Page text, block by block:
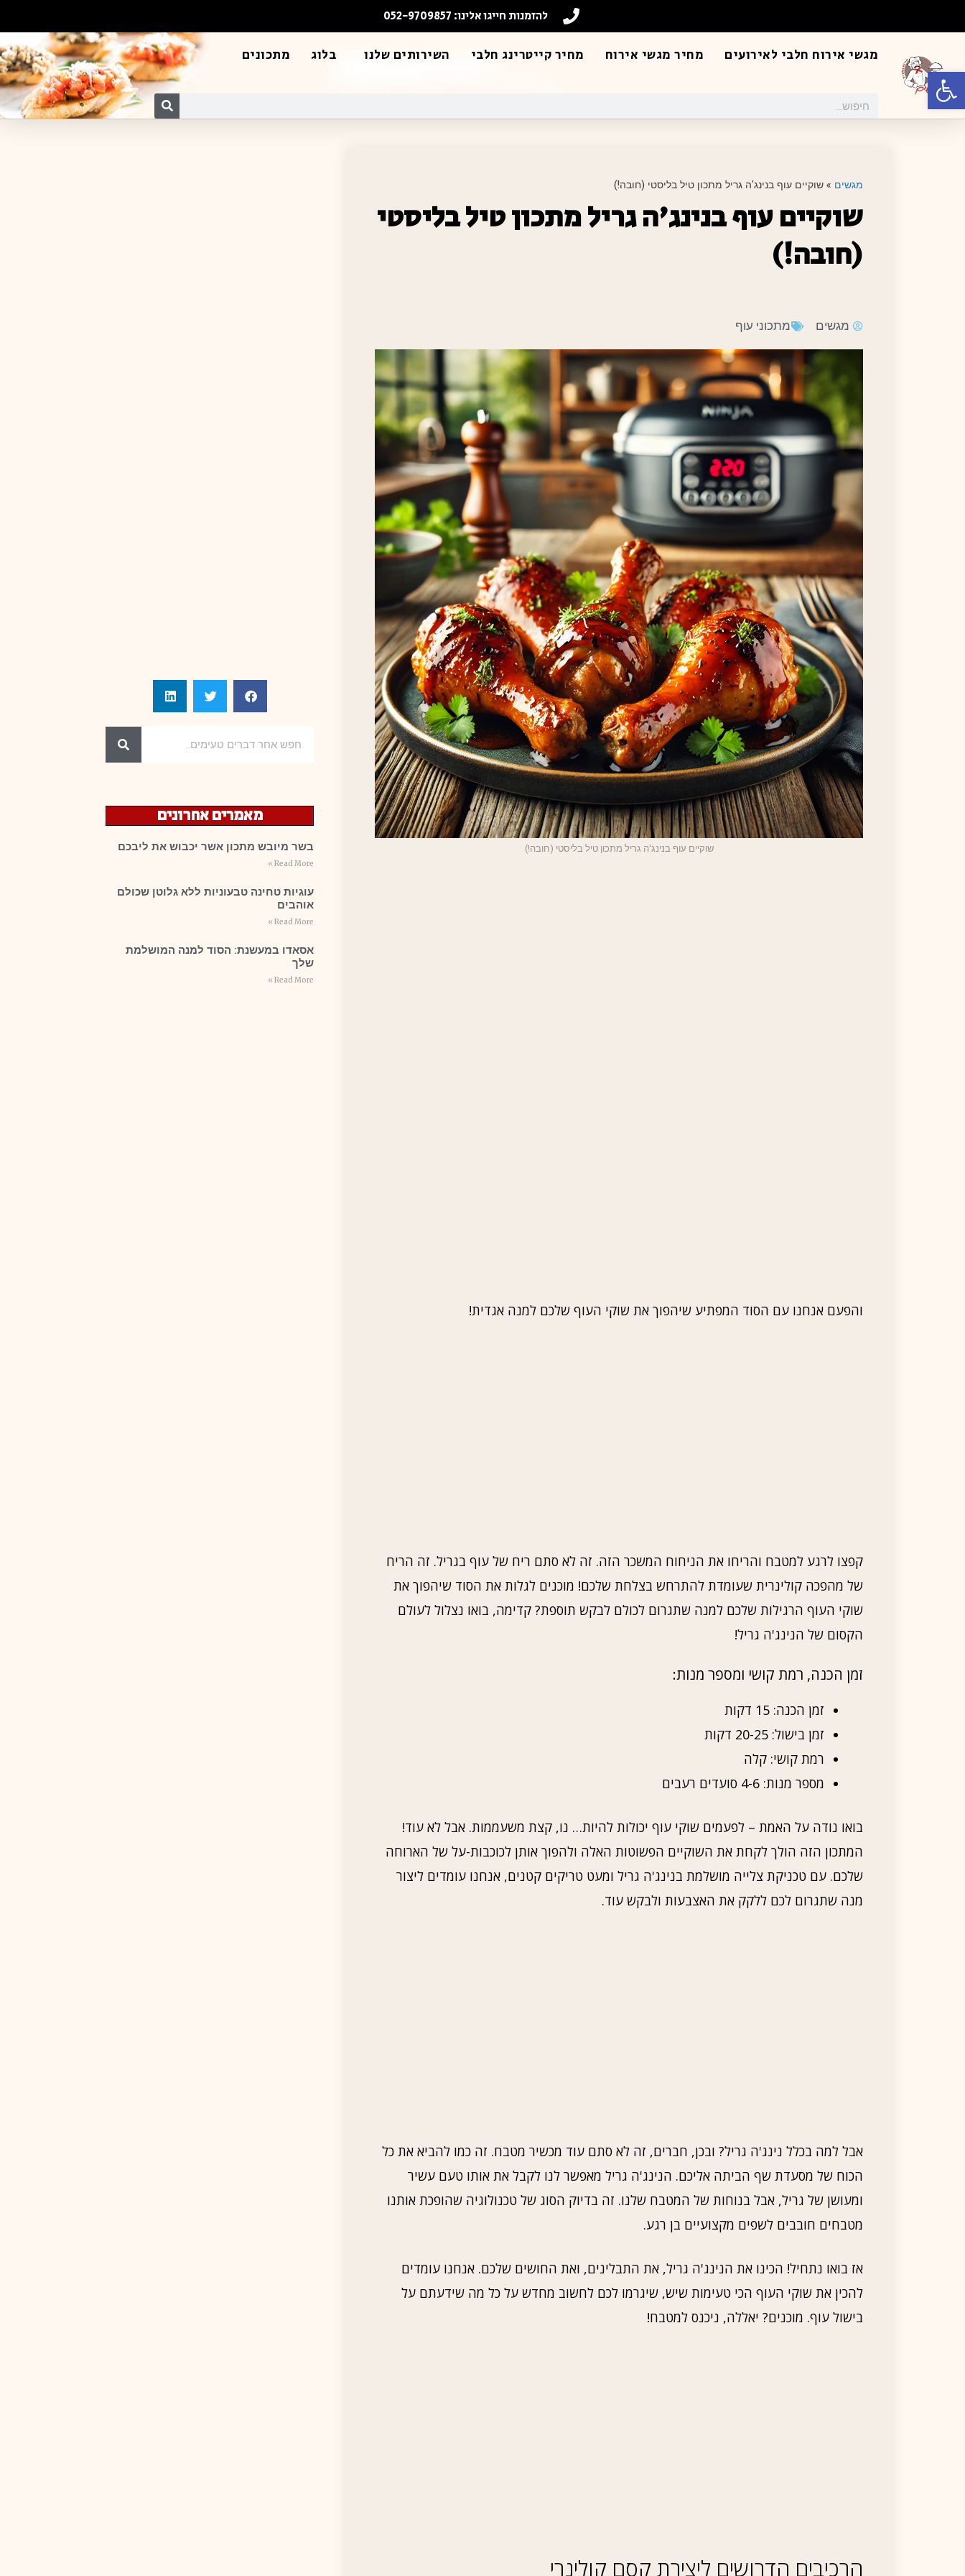
פתח סרגל נגישות
להזמנות חייגו אלינו: 052-9709857
מגשי אירוח חלבי לאירועים מחיר מגשי אירוח מחיר קייטרינג חלבי השירותים שלנו בלוג מתכונים
מגשים » שוקיים עוף בנינג'ה גריל מתכון טיל בליסטי (חובה!)
שוקיים עוף בנינג'ה גריל מתכון טיל בליסטי
(חובה!)
מגשים מתכוני עוף
שוקיים עוף בנינג'ה גריל מתכון טיל בליסטי (חובה!)
והפעם אנחנו עם הסוד המפתיע שיהפוך את שוקי העוף שלכם למנה אגדית!
קפצו לרגע למטבח והריחו את הניחוח המשכר הזה. זה לא סתם ריח של עוף בגריל. זה הריח
של מהפכה קולינרית שעומדת להתרחש בצלחת שלכם! מוכנים לגלות את הסוד שיהפוך את
שוקי העוף הרגילות שלכם למנה שתגרום לכולם לבקש תוספת? קדימה, בואו נצלול לעולם
הקסום של הנינג'ה גריל!
זמן הכנה, רמת קושי ומספר מנות:
זמן הכנה: 15 דקות
זמן בישול: 20-25 דקות
רמת קושי: קלה
מספר מנות: 4-6 סועדים רעבים
בואו נודה על האמת – לפעמים שוקי עוף יכולות להיות… נו, קצת משעממות. אבל לא עוד!
המתכון הזה הולך לקחת את השוקיים הפשוטות האלה ולהפוך אותן לכוכבות-על של הארוחה
שלכם. עם טכניקת צלייה מושלמת בנינג'ה גריל ומעט טריקים קטנים, אנחנו עומדים ליצור
מנה שתגרום לכם ללקק את האצבעות ולבקש עוד.
אבל למה בכלל נינג'ה גריל? ובכן, חברים, זה לא סתם עוד מכשיר מטבח. זה כמו להביא את כל
הכוח של מסעדת שף הביתה אליכם. הנינג'ה גריל מאפשר לנו לקבל את אותו טעם עשיר
ומעושן של גריל, אבל בנוחות של המטבח שלנו. זה בדיוק הסוג של טכנולוגיה שהופכת אותנו
מטבחים חובבים לשפים מקצועיים בן רגע.
אז בואו נתחיל! הכינו את הנינג'ה גריל, את התבלינים, ואת החושים שלכם. אנחנו עומדים
להכין את שוקי העוף הכי טעימות שיש, שיגרמו לכם לחשוב מחדש על כל מה שידעתם על
בישול עוף. מוכנים? יאללה, ניכנס למטבח!
הרכיבים הדרושים ליצירת קסם קולינרי
מאמרים אחרונים
בשר מיובש מתכון אשר יכבוש את ליבכם
Read More »
עוגיות טחינה טבעוניות ללא גלוטן שכולם
אוהבים
Read More »
אסאדו במעשנת: הסוד למנה המושלמת
שלך
Read More »